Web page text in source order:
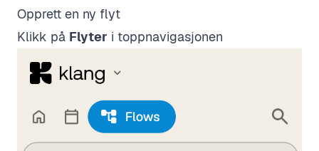
Opprett en ny flyt
Klikk på Flyter i toppnavigasjonen